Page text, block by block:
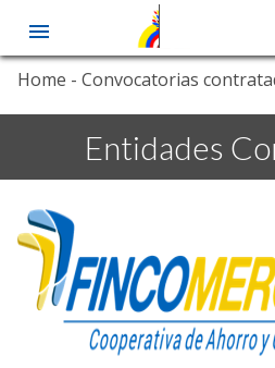
Skip
main
Home - Convocatorias
Entidades